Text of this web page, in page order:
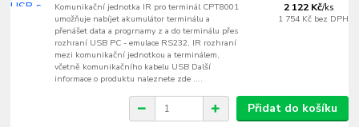
Komunikační jednotka IR pro terminál CPT8001
umožňuje nabíjet akumulátor terminálu a
přenášet data a progrnamy z a do terminálu přes
rozhraní USB PC - emulace RS232, IR rozhraní
mezi komunikační jednotkou a terminálem,
včetně komunikačního kabelu USB Další
informace o produktu naleznete zde ....
2 122 Kč/ks
1 754 Kč bez DPH
Přidat do košíku